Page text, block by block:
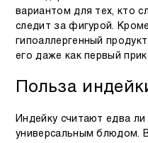
вариантом для тех, кто
следит за фигурой.
гипоаллергенный
его даже как первый
Польза
Индейку считают едва
универсальным блюдом.